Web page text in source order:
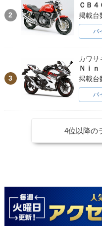
2
ＣＢ４
掲載台
バ
3
カワサ
Ｎｉ
掲載台
バ
4位以降の